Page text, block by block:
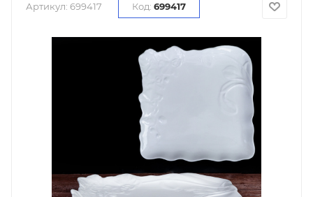
Артикул: 699417 Код: 699417